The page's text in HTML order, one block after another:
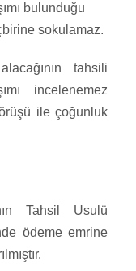
bulunduğu
sokulamaz.
tahsili
incelenemez
ile çoğunluk
Tahsil Usulü
ödeme emrine